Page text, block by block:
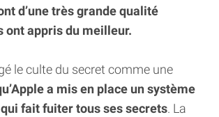
d’une très grande qualité
ont appris du meilleur.
le culte du secret comme une
a mis en place un système
fait fuiter tous ses secrets. La